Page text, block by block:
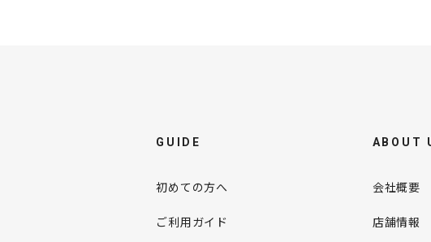
GUIDE
初めての方へ
ご利用ガイド
ABOUT
会社概要
店舗情報